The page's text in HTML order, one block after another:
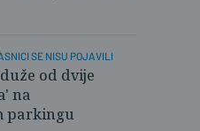
SE NISU POJAVILI
od dvije
na
parkingu